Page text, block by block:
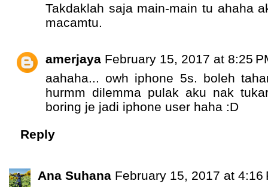
Takdaklah saja main-main tu ahaha
macamtu.
amerjaya February 15, 2017 at 8:25
aahaha... owh iphone 5s. boleh
hurmm dilemma pulak aku nak
boring je jadi iphone user haha :D
Reply
Ana Suhana February 15, 2017 at 4:16